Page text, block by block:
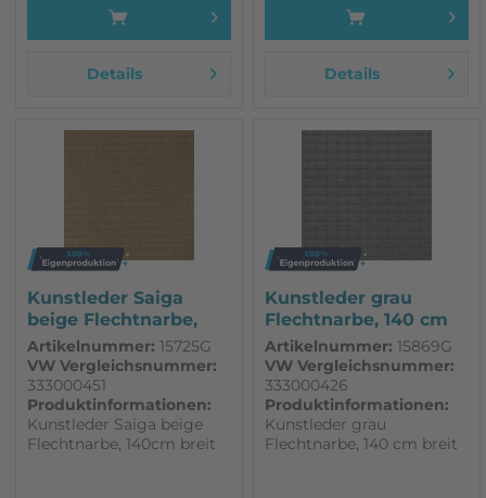
Details Details
Kunstleder Saiga
beige Flechtnarbe,
140cm breit
Artikelnummer: 15725G
VW Vergleichsnummer:
333000451
Produktinformationen:
Kunstleder Saiga beige
Flechtnarbe, 140cm breit
Kunstleder grau
Flechtnarbe, 140 cm
breit
Artikelnummer: 15869G
VW Vergleichsnummer:
333000426
Produktinformationen:
Kunstleder grau
Flechtnarbe, 140 cm breit